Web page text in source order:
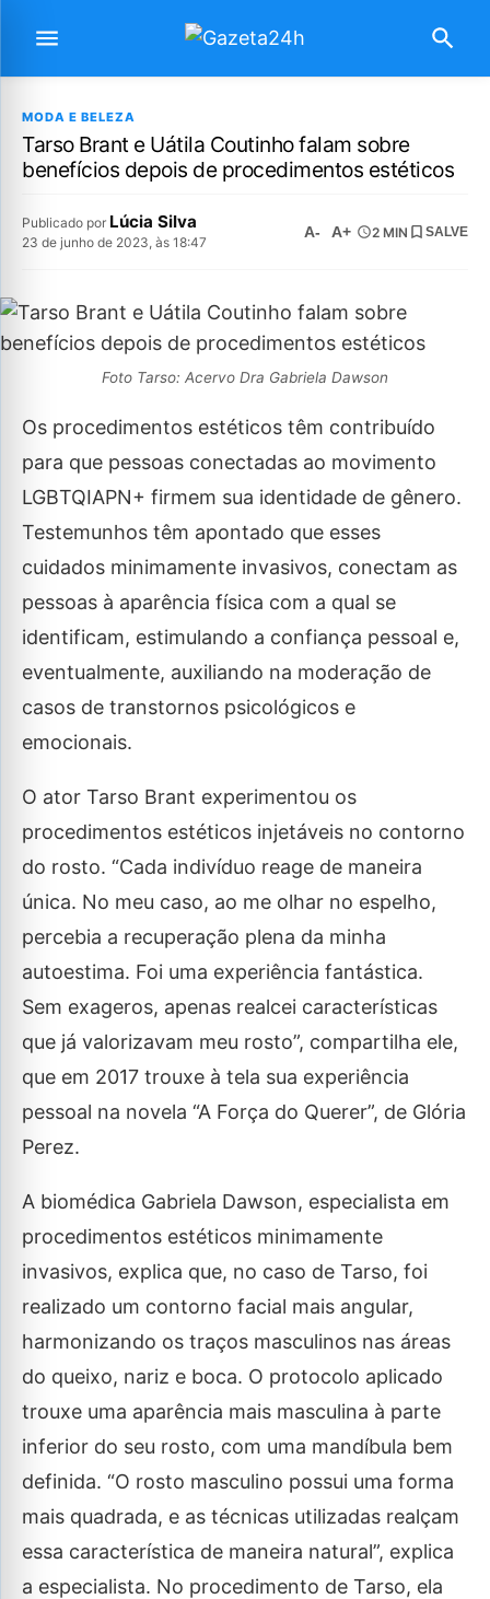
MODA E BELEZA
Tarso Brant e Uátila Coutinho falam sobre
benefícios depois de procedimentos estéticos
Publicado por Lúcia Silva
23 de junho de 2023, às 18:47
A- A+ 2 MIN SALVE
Foto Tarso: Acervo Dra Gabriela Dawson
Os procedimentos estéticos têm contribuído
para que pessoas conectadas ao movimento
LGBTQIAPN+ firmem sua identidade de gênero.
Testemunhos têm apontado que esses
cuidados minimamente invasivos, conectam as
pessoas à aparência física com a qual se
identificam, estimulando a confiança pessoal e,
eventualmente, auxiliando na moderação de
casos de transtornos psicológicos e
emocionais.
O ator Tarso Brant experimentou os
procedimentos estéticos injetáveis no contorno
do rosto. “Cada indivíduo reage de maneira
única. No meu caso, ao me olhar no espelho,
percebia a recuperação plena da minha
autoestima. Foi uma experiência fantástica.
Sem exageros, apenas realcei características
que já valorizavam meu rosto”, compartilha ele,
que em 2017 trouxe à tela sua experiência
pessoal na novela “A Força do Querer”, de Glória
Perez.
A biomédica Gabriela Dawson, especialista em
procedimentos estéticos minimamente
invasivos, explica que, no caso de Tarso, foi
realizado um contorno facial mais angular,
harmonizando os traços masculinos nas áreas
do queixo, nariz e boca. O protocolo aplicado
trouxe uma aparência mais masculina à parte
inferior do seu rosto, com uma mandíbula bem
definida. “O rosto masculino possui uma forma
mais quadrada, e as técnicas utilizadas realçam
essa característica de maneira natural”, explica
a especialista. No procedimento de Tarso, ela